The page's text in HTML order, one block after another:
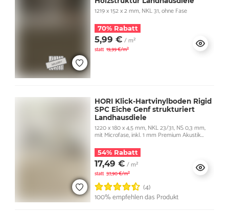
1219 x 152 x 2 mm, NKL 31, ohne Fase
70% Rabatt
5,99 € / m²
statt 19,99 €/m²
HORI Klick-Hartvinylboden Rigid
SPC Eiche Genf strukturiert
Landhausdiele
1220 x 180 x 4,5 mm, NKL 23/31, NS 0,3 mm,
mit Microfase, inkl. 1 mm Premium Akustik
54% Rabatt
17,49 € / m²
statt 37,90 €/m²
(4)
100% empfehlen das Produkt